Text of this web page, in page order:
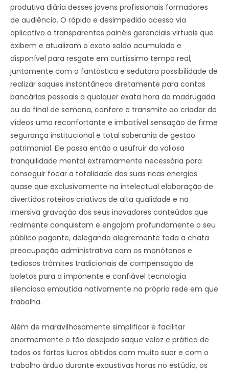
produtiva diária desses jovens profissionais formadores
de audiência. O rápido e desimpedido acesso via
aplicativo a transparentes painéis gerenciais virtuais que
exibem e atualizam o exato saldo acumulado e
disponível para resgate em curtíssimo tempo real,
juntamente com a fantástica e sedutora possibilidade de
realizar saques instantâneos diretamente para contas
bancárias pessoais a qualquer exata hora da madrugada
ou do final de semana, confere e transmite ao criador de
vídeos uma reconfortante e imbatível sensação de firme
segurança institucional e total soberania de gestão
patrimonial. Ele passa então a usufruir da valiosa
tranquilidade mental extremamente necessária para
conseguir focar a totalidade das suas ricas energias
quase que exclusivamente na intelectual elaboração de
divertidos roteiros criativos de alta qualidade e na
imersiva gravação dos seus inovadores conteúdos que
realmente conquistam e engajam profundamente o seu
público pagante, delegando alegremente toda a chata
preocupação administrativa com os monótonos e
tediosos trâmites tradicionais de compensação de
boletos para a imponente e confiável tecnologia
silenciosa embutida nativamente na própria rede em que
trabalha.
Além de maravilhosamente simplificar e facilitar
enormemente o tão desejado saque veloz e prático de
todos os fartos lucros obtidos com muito suor e com o
trabalho árduo durante exaustivas horas no estúdio, os